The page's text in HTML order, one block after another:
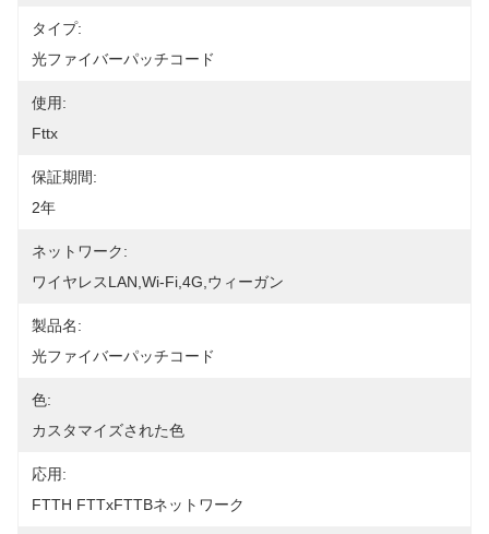
タイプ:
光ファイバーパッチコード
使用:
Fttx
保証期間:
2年
ネットワーク:
ワイヤレスLAN,Wi-Fi,4G,ウィーガン
製品名:
光ファイバーパッチコード
色:
カスタマイズされた色
応用:
FTTH FTTxFTTBネットワーク